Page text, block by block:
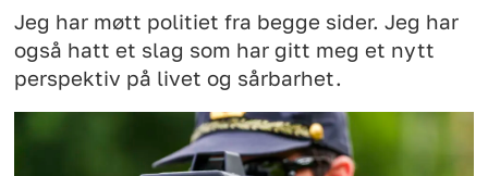
Jeg har møtt politiet fra begge sider. Jeg har
også hatt et slag som har gitt meg et nytt
perspektiv på livet og sårbarhet.